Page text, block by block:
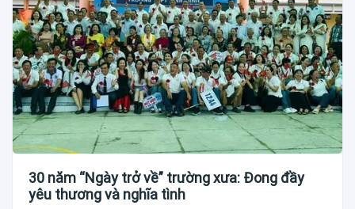
30 năm “Ngày trở về” trường xưa: Đong đầy
yêu thương và nghĩa tình